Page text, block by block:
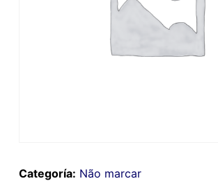
Categoría: Não marcar